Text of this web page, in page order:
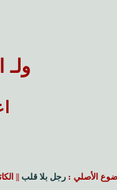
الأصلي : رجل بلا قلب ||